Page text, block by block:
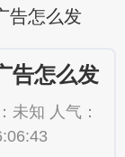
告怎么发
告怎么发
未知 人气：